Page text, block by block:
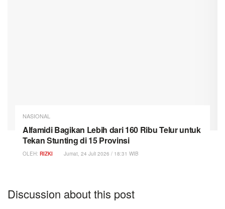
NASIONAL
Alfamidi Bagikan Lebih dari 160 Ribu Telur untuk
Tekan Stunting di 15 Provinsi
OLEH: RIZKI Jumat, 24 Juli 2026 / 18:31 WIB
Discussion about this post